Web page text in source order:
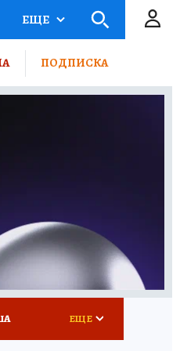
ЕЩЕ
ПОДПИСКА
ЕЩЕ